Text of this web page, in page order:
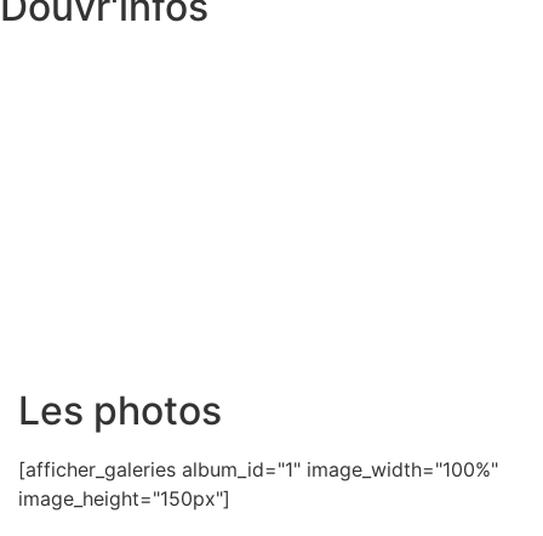
Les photos
[afficher_galeries album_id="1" image_width="100%"
image_height="150px"]